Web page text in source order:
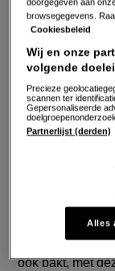
Spek of
spek? Bacon,
wordt
Hierdoor is het
uit de buik van
ook bakt, met
doorgegeven aan
browsegegevens.
Cookiesbeleid
Wij en onze
volgende
Precieze
scannen ter
Gepersonaliseerde
Partnerlijst (derden)
Alles